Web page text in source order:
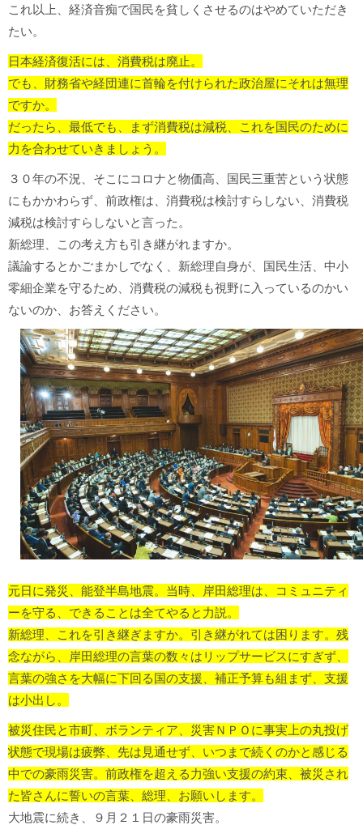
これ以上、経済音痴で国民を貧しくさせるのはやめていただき
たい。
日本経済復活には、消費税は廃止。
でも、財務省や経団連に首輪を付けられた政治屋にそれは無理
ですか。
だったら、最低でも、まず消費税は減税、これを国民のために
力を合わせていきましょう。
３０年の不況、そこにコロナと物価高、国民三重苦という状態
にもかかわらず、前政権は、消費税は検討すらしない、消費税
減税は検討すらしないと言った。
新総理、この考え方も引き継がれますか。
議論するとかごまかしでなく、新総理自身が、国民生活、中小
零細企業を守るため、消費税の減税も視野に入っているのかい
ないのか、お答えください。
元日に発災、能登半島地震。 当時、岸田総理は、コミュニティ
ーを守る、できることは全てやると力説。
新総理、これを引き継ぎますか。 引き継がれては困ります。 残
念ながら、岸田総理の言葉の数々はリップサービスにすぎず、
言葉の強さを大幅に下回る国の支援、補正予算も組まず、支援
は小出し。
被災住民と市町、ボランティア、災害ＮＰＯに事実上の丸投げ
状態で現場は疲弊、先は見通せず、いつまで続くのかと感じる
中での豪雨災害。 前政権を超える力強い支援の約束、被災され
た皆さんに誓いの言葉、総理、お願いします。
大地震に続き、９月２１日の豪雨災害。